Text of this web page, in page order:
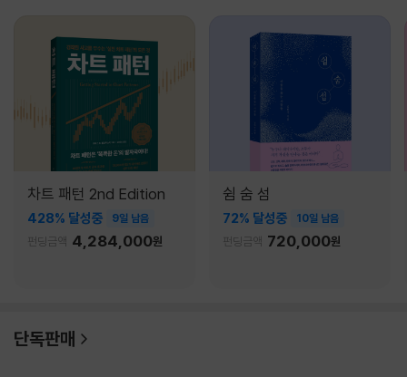
차트 패턴 2nd Edition
428% 달성중 9일 남음
펀딩금액 4,284,000원
쉼 숨 섬
72% 달성중 10일 남음
펀딩금액 720,000원
단독판매